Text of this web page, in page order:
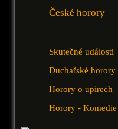
České horory
Skutečné události
Duchařské horory
Horory o upírech
Horory - Komedie